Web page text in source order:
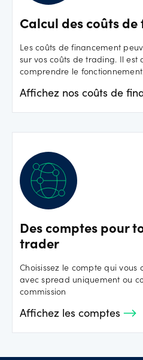
Calcul des coûts
Les coûts de financement
sur vos coûts de trading. Il est
comprendre le
Affichez nos coûts de
Des comptes pour
trader
Choisissez le compte qui vous
avec spread uniquement ou
commission
Affichez les comptes